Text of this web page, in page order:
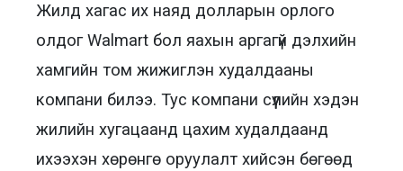
Жилд хагас их наяд долларын орлого
олдог Walmart бол яахын аргагүй дэлхийн
хамгийн том жижиглэн худалдааны
компани билээ. Тус компани сүүлийн хэдэн
жилийн хугацаанд цахим худалдаанд
ихээхэн хөрөнгө оруулалт хийсэн бөгөөд